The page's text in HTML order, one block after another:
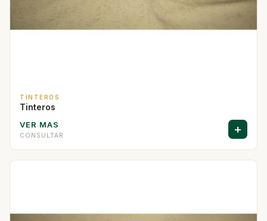
TINTEROS
Tinteros
VER MAS
CONSULTAR +